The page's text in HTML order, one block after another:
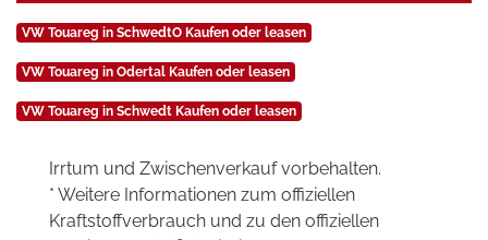
VW Touareg in SchwedtO Kaufen oder leasen
VW Touareg in Odertal Kaufen oder leasen
VW Touareg in Schwedt Kaufen oder leasen
Irrtum und Zwischenverkauf vorbehalten.
* Weitere Informationen zum offiziellen
Kraftstoffverbrauch und zu den offiziellen